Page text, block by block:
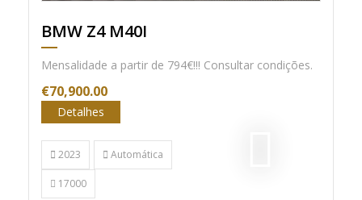
BMW Z4 M40I
Mensalidade a partir de 794€!!! Consultar condições.
€70,900.00
Detalhes
2023 Automática
17000